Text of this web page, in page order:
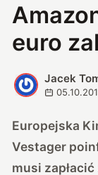
euro
J
Jacek
Europejska
Vestager
musi